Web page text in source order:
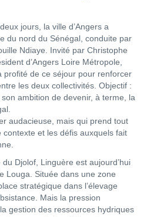
jours, la ville d’Angers a
du nord du Sénégal, conduite par
Ndiaye. Invité par Christophe
d’Angers Loire Métropole,
profité de ce séjour pour renforcer
les deux collectivités. Objectif :
ambition de devenir, à terme, la
audacieuse, mais qui prend tout
contexte et les défis auxquels fait
Djolof, Linguère est aujourd’hui
Louga. Située dans une zone
stratégique dans l’élevage
Mais la pression
gestion des ressources hydriques